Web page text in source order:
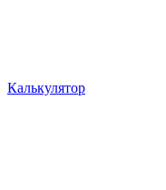
Калькулятор